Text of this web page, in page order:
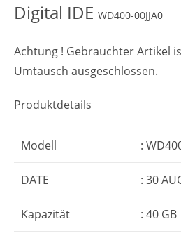
Digital IDE WD400-00JJA0
Achtung ! Gebrauchter Artikel
Umtausch ausgeschlossen.
Produktdetails
Modell :
DATE : 30
Kapazität : 40 GB